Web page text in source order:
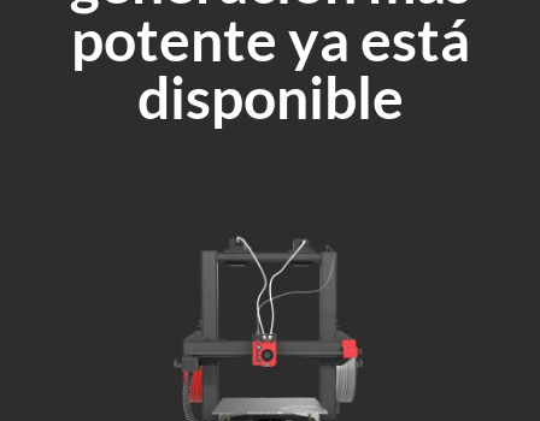
potente ya está
disponible